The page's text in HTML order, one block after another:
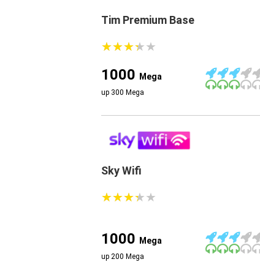
Tim Premium Base
★★★★★
★★★★★
1000 Mega
up 300 Mega
Sky Wifi
★★★★★
★★★★★
1000 Mega
up 200 Mega